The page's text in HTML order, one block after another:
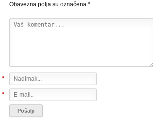
Obavezna polja su označena *
*
*